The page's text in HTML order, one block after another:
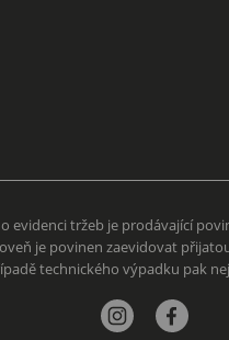
evidenci tržeb je prodávající
je povinen zaevidovat
technického výpadku pak